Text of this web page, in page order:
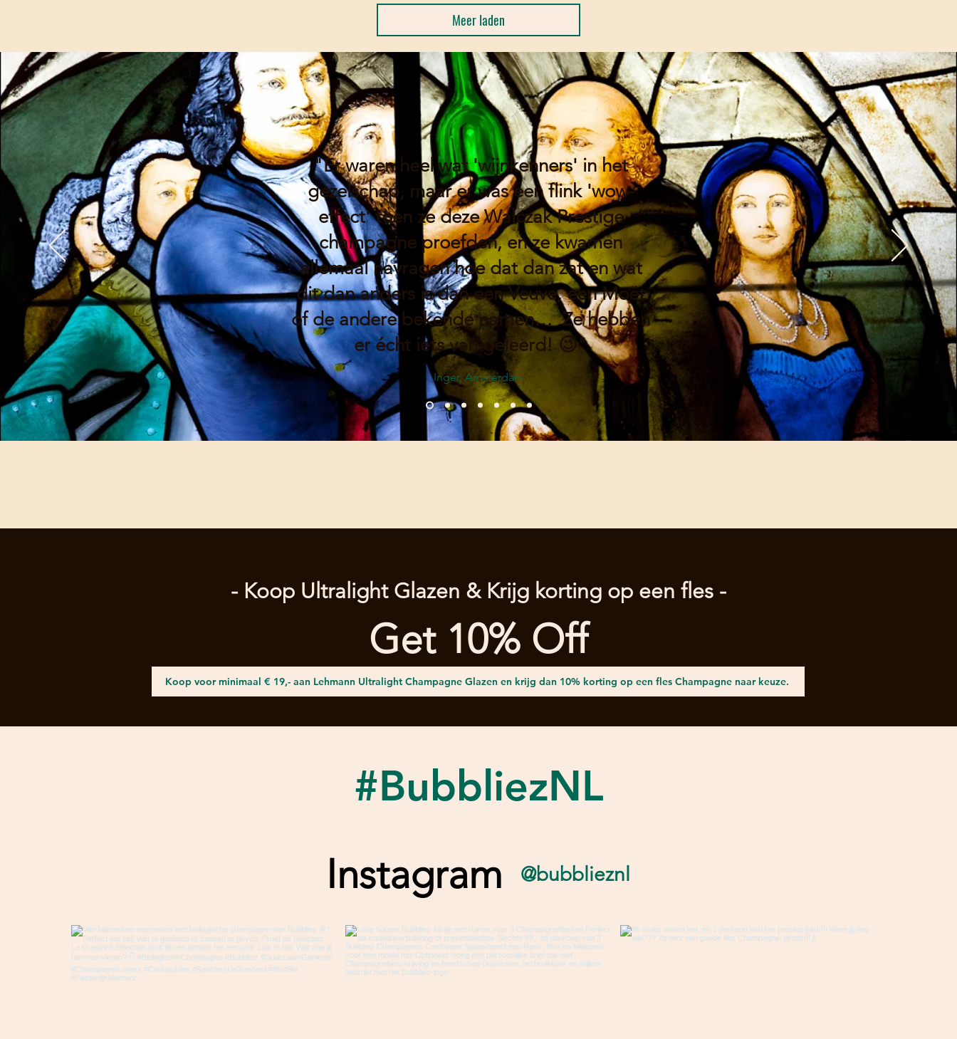
Meer laden
"Er waren heel wat 'wijnkenners' in het
gezelschap, maar er was een flink 'wow-
effect' toen ze deze Walczak Prestige
champagne proefden, en ze kwamen
allemaal navragen hoe dat dan zat en wat
dit dan anders is dan een Veuve, een Moët
of de andere bekende namen… Ze hebben
er écht iets van geleerd! 😉"
Inger, Amsterdam
- Koop Ultralight Glazen & Krijg korting op een fles -
Get 10% Off
Koop voor minimaal € 19,- aan Lehmann Ultralight Champagne Glazen en krijg dan 10% korting op een fles Champagne naar keuze.
#BubbliezNL
Instagram @bubblieznl